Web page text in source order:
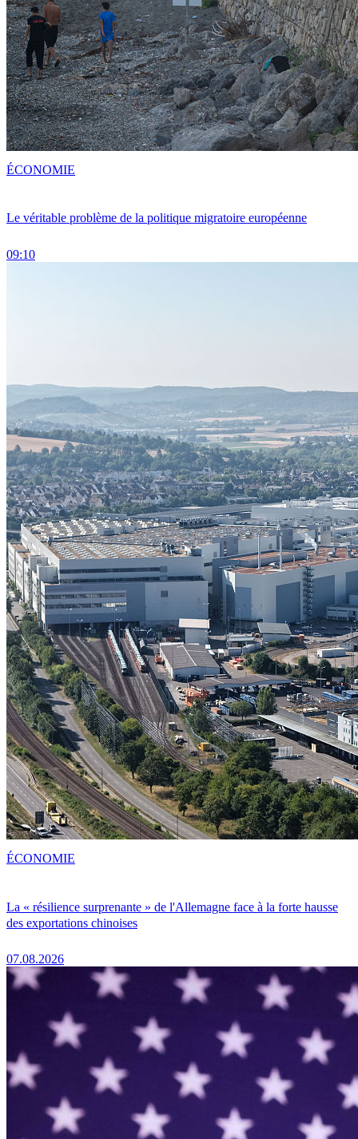
Le véritable problème de la politique migratoire européenne
09:10
ÉCONOMIE
La « résilience surprenante » de l'Allemagne face à la forte hausse
des exportations chinoises
07.08.2026
ÉCONOMIE